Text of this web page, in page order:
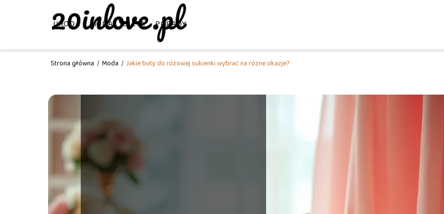
URODA MODA DIETA PORADY
Strona główna / Moda / Jakie buty do różowej sukienki wybrać na różne okazje?